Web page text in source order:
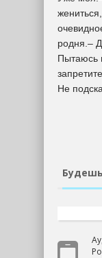
родня.–
Пытаюсь
Не